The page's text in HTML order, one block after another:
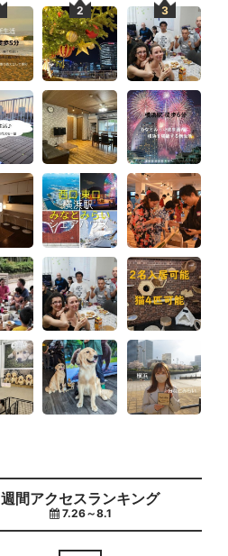
週間アクセスランキング
7.26～8.1